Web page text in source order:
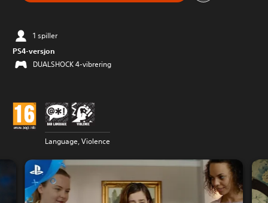
1 spiller
PS4-versjon
DUALSHOCK 4-vibrering
Language, Violence